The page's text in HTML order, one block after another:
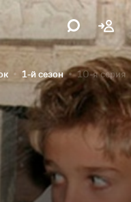
1-й сезон 10-я серия